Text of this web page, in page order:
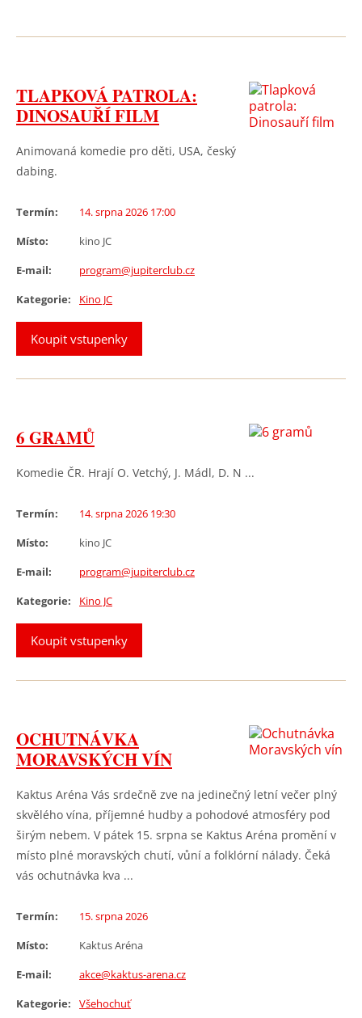
TLAPKOVÁ PATROLA:
DINOSAUŘÍ FILM
Animovaná komedie pro děti, USA, český
dabing.
Termín:
14. srpna 2026 17:00
Místo:
kino JC
E-mail:
program@jupiterclub.cz
Kategorie:
Kino JC
Koupit vstupenky
6 GRAMŮ
Komedie ČR. Hrají O. Vetchý, J. Mádl, D. N ...
Termín:
14. srpna 2026 19:30
Místo:
kino JC
E-mail:
program@jupiterclub.cz
Kategorie:
Kino JC
Koupit vstupenky
OCHUTNÁVKA
MORAVSKÝCH VÍN
Kaktus Aréna Vás srdečně zve na jedinečný letní večer plný
skvělého vína, příjemné hudby a pohodové atmosféry pod
širým nebem. V pátek 15. srpna se Kaktus Aréna promění v
místo plné moravských chutí, vůní a folklórní nálady. Čeká
vás ochutnávka kva ...
Termín:
15. srpna 2026
Místo:
Kaktus Aréna
E-mail:
akce@kaktus-arena.cz
Kategorie:
Všehochuť